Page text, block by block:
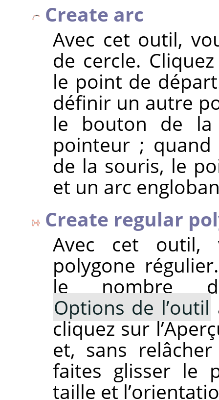
Create arc
Avec cet outil,
de cercle.
le point de
définir un autre
le bouton de la
pointeur ;
de la souris, le
et un arc
Create regular
Avec cet outil,
polygone
le nombre
Options de l’outil
cliquez sur
et, sans
faites glisser le
taille et